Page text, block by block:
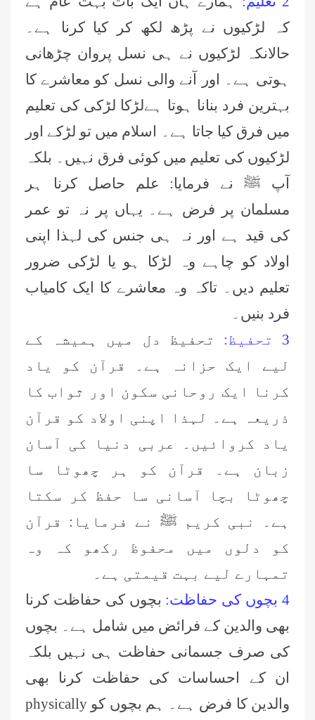
کہ لڑکیوں نے پڑھ لکھ کر کیا کرنا ہے۔
حالانکہ لڑکیوں نے ہی نسل پروان چڑھانی
ہوتی ہے۔ اور آنے والی نسل کو معاشرے کا
بہترین فرد بنانا ہوتا ہےلڑکا لڑکی کی تعلیم
میں فرق کیا جاتا ہے۔ اسلام میں تو لڑکے اور
لڑکیوں کی تعلیم میں کوئی فرق نہیں۔ بلکہ
آپ ﷺ نے فرمایا: علم حاصل کرنا ہر
مسلمان پر فرض ہے۔ یہاں پر نہ تو عمر
کی قید ہے اور نہ ہی جنس کی لہذا اپنی
اولاد کو چاہے وہ لڑکا ہو یا لڑکی ضرور
تعلیم دیں۔ تاکہ وہ معاشرے کا ایک کامیاب
فرد بنیں۔
3 تحفیظ:
تحفیظ دل میں ہمیشہ کے
لیے ایک حزانہ ہے۔ قرآن کو یاد
کرنا ایک روحانی سکون اور ثواب کا
ذریعہ ہے۔ لہذا اپنی اولاد کو قرآن
یاد کروائیں۔ عربی دنیا کی آسان
زبان ہے۔ قرآن کو ہر چھوٹا سا
چھوٹا بچا آسانی سا حفظ کر سکتا
ہے۔ نبی کریم ﷺ نے فرمایا: قرآن
کو دلوں میں محفوظ رکھو کہ وہ
تمہارے لیے بہت قیمتی ہے۔
4 بچوں کی حفاظت:
بچوں کی حفاظت کرنا
بھی والدین کے فرائض میں شامل ہے۔ بچوں
کی صرف جسمانی حفاظت ہی نہیں بلکہ
ان کے احساسات کی حفاظت کرنا بھی
والدین کا فرض ہے۔ ہم بچوں کوphysically